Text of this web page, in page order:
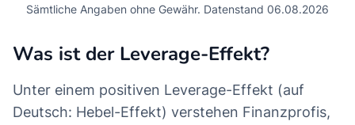
Sämtliche Angaben ohne Gewähr. Datenstand 06.08.2026
Was ist der Leverage-Effekt?
Unter einem positiven Leverage-Effekt (auf
Deutsch: Hebel-Effekt) verstehen Finanzprofis,